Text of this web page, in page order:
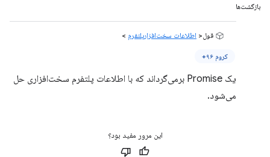
بازگشت‌ها
قول< اطلاعات سخت‌افزارپلتفرم >
کروم ۹۶+
یک Promise برمی‌گرداند که با اطلاعات پلتفرم سخت‌افزاری حل
می‌شود.
این مرور مفید بود؟